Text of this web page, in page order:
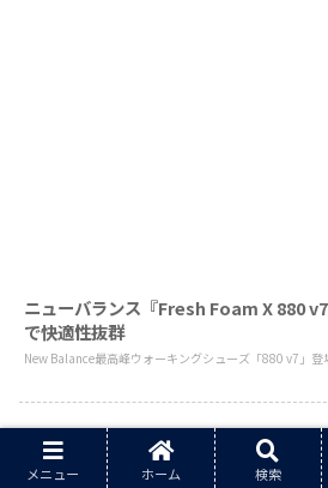
ニューバランス『Fresh Foam X 880
で快適性抜群
New Balance最高峰ウォーキングシューズ「880 v7」
スニーカー
メニュー ホーム 検索